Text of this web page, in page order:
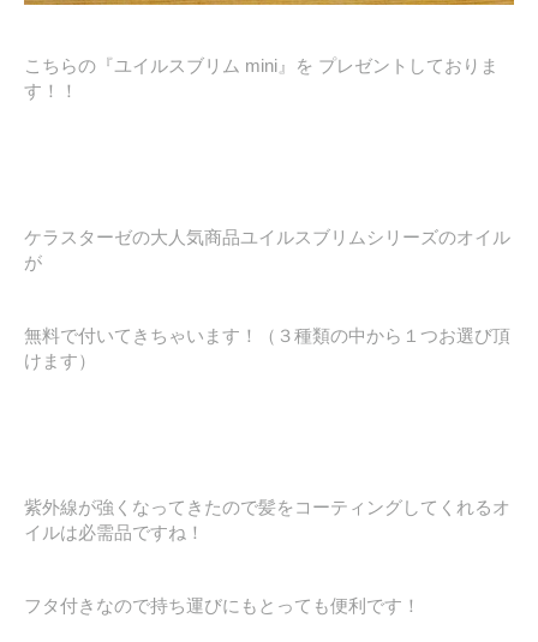
こちらの『ユイルスブリム mini』を プレゼントしておりま
す！！
ケラスターゼの大人気商品ユイルスブリムシリーズのオイル
が
無料で付いてきちゃいます！（３種類の中から１つお選び頂
けます）
紫外線が強くなってきたので髪をコーティングしてくれるオ
イルは必需品ですね！
フタ付きなので持ち運びにもとっても便利です！